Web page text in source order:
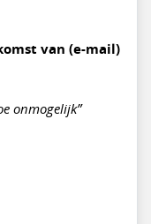
van (e-mail)
onmogelijk”